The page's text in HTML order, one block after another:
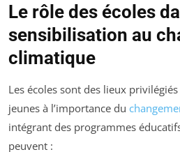
Le rôle des écoles
sensibilisation au
climatique
Les écoles sont des lieux
jeunes à l’importance du
intégrant des programmes
peuvent :